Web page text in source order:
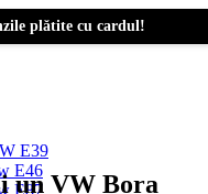
plătite cu cardul!
E39
E46
E87
un VW Bora